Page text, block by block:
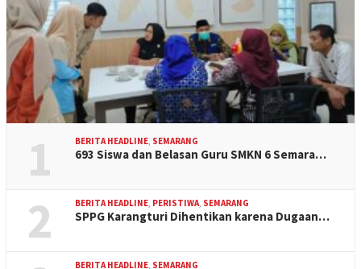
1 BERITA HEADLINE SEMARANG
693 Siswa dan Belasan Guru SMKN 6 Semara…
2 BERITA HEADLINE PERISTIWA SEMARANG
SPPG Karangturi Dihentikan karena Dugaan…
BERITA HEADLINE SEMARANG